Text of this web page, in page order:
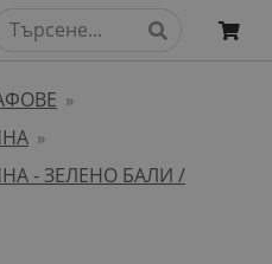
»
»
- ЗЕЛЕНО БАЛИ /